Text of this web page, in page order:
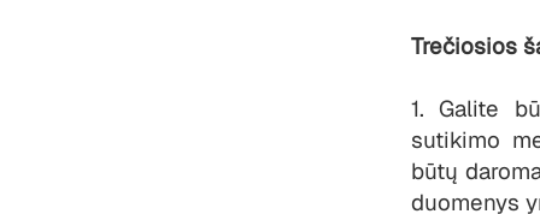
Trečiosios
1. Galite
sutikimo
būtų
duomenys